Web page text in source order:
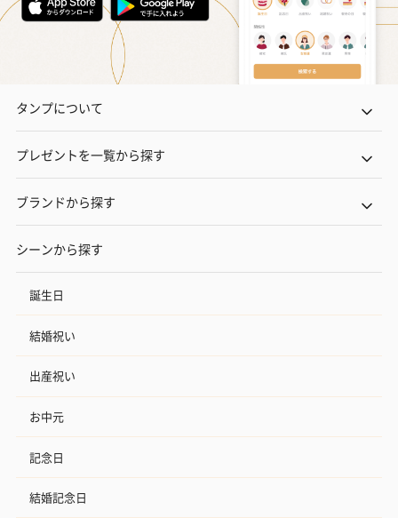
タンプについて
プレゼントを一覧から探す
ブランドから探す
シーンから探す
誕生日
結婚祝い
出産祝い
お中元
記念日
結婚記念日